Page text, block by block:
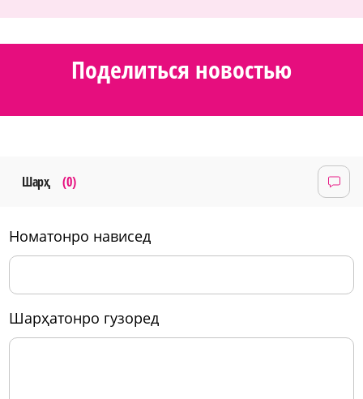
Поделиться новостью
Шарҳ (0)
номатонро нависед
шарҳатонро гузоред